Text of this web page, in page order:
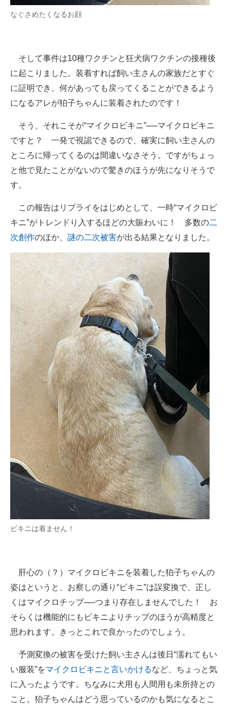
なぐさめたくなるお顔
そして事件は10種ワクチンと狂犬病ワクチンの接種後
に起こりました。装着すれば飼い主さんの家族だとすぐ
に証明でき、何があっても戻ってくることができるよう
になるアレが狛子ちゃんに装着されたのです！
そう、それこそが“マイクロビキニ”──マイクロビキニ
ですと？ 一発で視認できるので、確実に飼い主さんの
ところに帰ってくるのは間違いなさそう。ですがちょっ
と他で見たことがないので驚きのほうが先になりそうで
す。
この報告はリプライをはじめとして、一時“マイクロビ
キニ”がトレンドり入するほどの大賑わいに！ 多数の二
次創作のほか、 謎の二次被害が出る結果となりました。
ビキニは着ません！
肝心の（？）マイクロビキニを装着した狛子ちゃんの
姿はというと、お察しの通り“ビキニ”は誤変換で、正し
くはマイクロチップ──つまり存在しませんでした！ お
そらくは機能的にもビキニよりチップのほうが高精度と
思われます。きっとこれで良かったのでしょう。
予測変換の被害を受けた飼い主さんは後日“濡れてもい
い服装”をマイクロビキニと言いかけるなど、ちょっと気
に入ったようです。ちなみに犬用も人間用も未所持との
こと。狛子ちゃんはどう思っているのかも気になるとこ